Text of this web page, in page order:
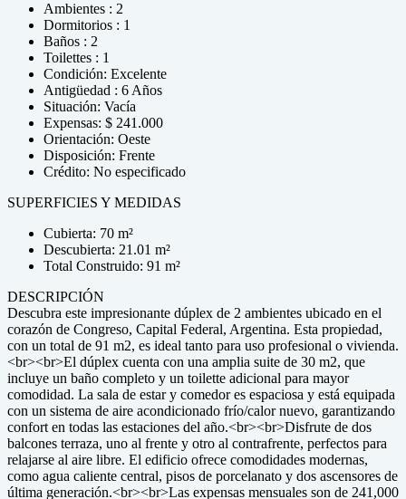
Ambientes : 2
Dormitorios : 1
Baños : 2
Toilettes : 1
Condición: Excelente
Antigüedad : 6 Años
Situación: Vacía
Expensas: $ 241.000
Orientación: Oeste
Disposición: Frente
Crédito: No especificado
SUPERFICIES Y MEDIDAS
Cubierta: 70 m²
Descubierta: 21.01 m²
Total Construido: 91 m²
DESCRIPCIÓN
Descubra este impresionante dúplex de 2 ambientes ubicado en el
corazón de Congreso, Capital Federal, Argentina. Esta propiedad,
con un total de 91 m2, es ideal tanto para uso profesional o vivienda.
<br><br>El dúplex cuenta con una amplia suite de 30 m2, que
incluye un baño completo y un toilette adicional para mayor
comodidad. La sala de estar y comedor es espaciosa y está equipada
con un sistema de aire acondicionado frío/calor nuevo, garantizando
confort en todas las estaciones del año.<br><br>Disfrute de dos
balcones terraza, uno al frente y otro al contrafrente, perfectos para
relajarse al aire libre. El edificio ofrece comodidades modernas,
como agua caliente central, pisos de porcelanato y dos ascensores de
última generación.<br><br>Las expensas mensuales son de 241,000